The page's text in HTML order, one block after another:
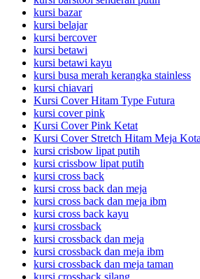
kursi bazar
kursi belajar
kursi bercover
kursi betawi
kursi betawi kayu
kursi busa merah kerangka stainless
kursi chiavari
Kursi Cover Hitam Type Futura
kursi cover pink
Kursi Cover Pink Ketat
Kursi Cover Stretch Hitam Meja
kursi crisbow lipat putih
kursi crissbow lipat putih
kursi cross back
kursi cross back dan meja
kursi cross back dan meja ibm
kursi cross back kayu
kursi crossback
kursi crossback dan meja
kursi crossback dan meja ibm
kursi crossback dan meja taman
kursi crossback silang